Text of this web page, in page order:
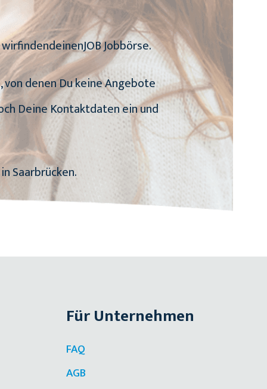
Jobbörse.
von denen Du keine Angebote
Deine Kontaktdaten ein und
Saarbrücken.
Für Unternehmen
FAQ
AGB